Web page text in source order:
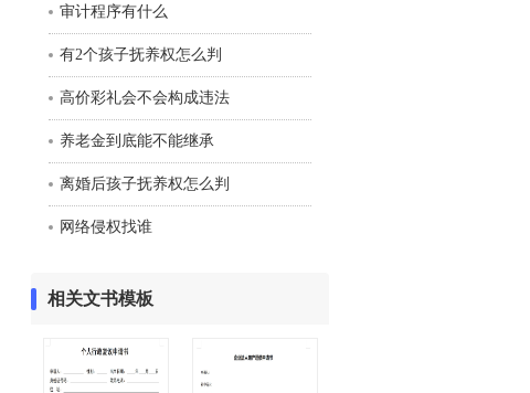
审计程序有什么
有2个孩子抚养权怎么判
​高价彩礼会不会构成违法
养老金到底能不能继承
离婚后孩子抚养权怎么判
网络侵权找谁
相关文书模板